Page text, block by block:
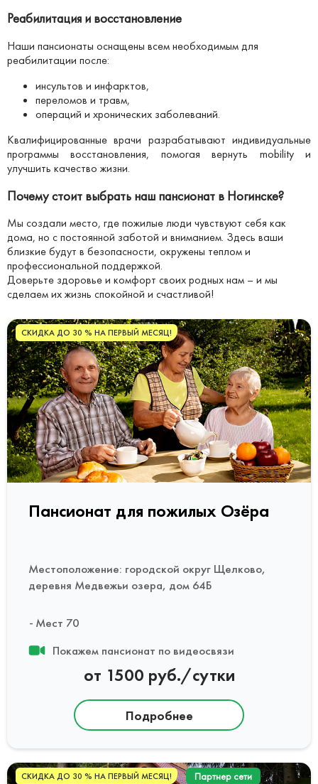
Реабилитация и восстановление
Наши пансионаты оснащены всем необходимым для
реабилитации после:
инсультов и инфарктов,
переломов и травм,
операций и хронических заболеваний.
Квалифицированные врачи разрабатывают индивидуальные
программы восстановления, помогая вернуть mobility и
улучшить качество жизни.
Почему стоит выбрать наш пансионат в Ногинске?
Мы создали место, где пожилые люди чувствуют себя как
дома, но с постоянной заботой и вниманием. Здесь ваши
близкие будут в безопасности, окружены теплом и
профессиональной поддержкой.
Доверьте здоровье и комфорт своих родных нам – и мы
сделаем их жизнь спокойной и счастливой!
СКИДКА ДО 30 % НА ПЕРВЫЙ МЕСЯЦ!
Пансионат для пожилых Озёра
Местоположение: городской округ Щелково,
деревня Медвежьи озера, дом 64Б
Мест 70
Покажем пансионат по видеосвязи
от 1500 руб./сутки
Подробнее
СКИДКА ДО 30 % НА ПЕРВЫЙ МЕСЯЦ! Партнер сети